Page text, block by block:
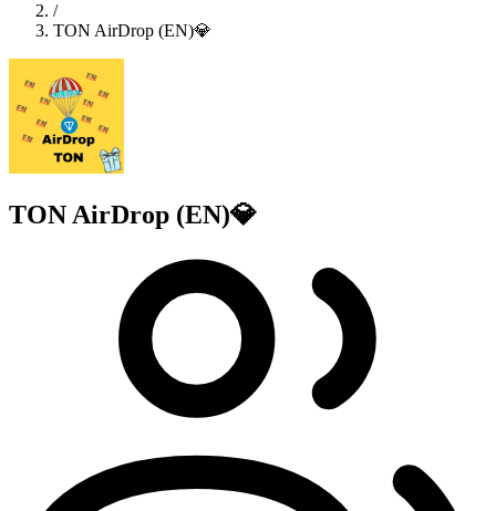
/
TON AirDrop (EN)💎
TON AirDrop (EN)💎